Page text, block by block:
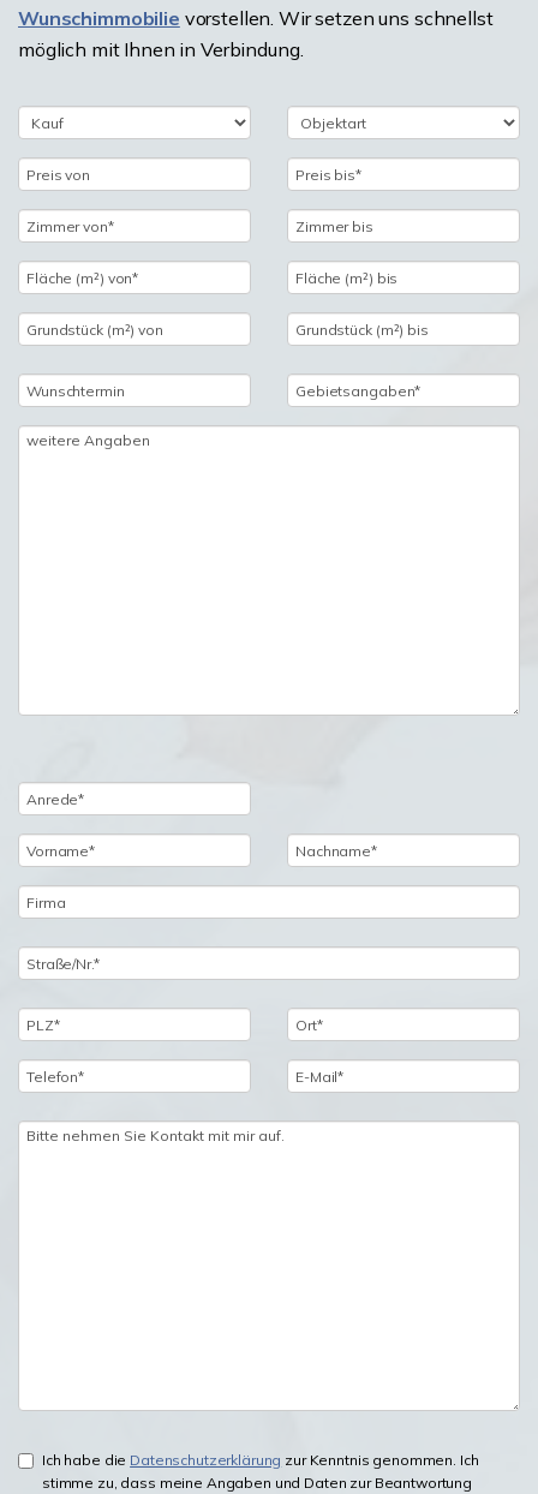
Wunschimmobilie vorstellen. Wir setzen uns schnellst
möglich mit Ihnen in Verbindung.
Ich habe die Datenschutzerklärung zur Kenntnis genommen. Ich
stimme zu, dass meine Angaben und Daten zur Beantwortung